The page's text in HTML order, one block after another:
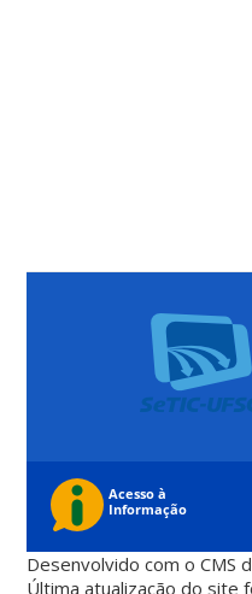
Desenvolvido com o CMS
Última atualização do site